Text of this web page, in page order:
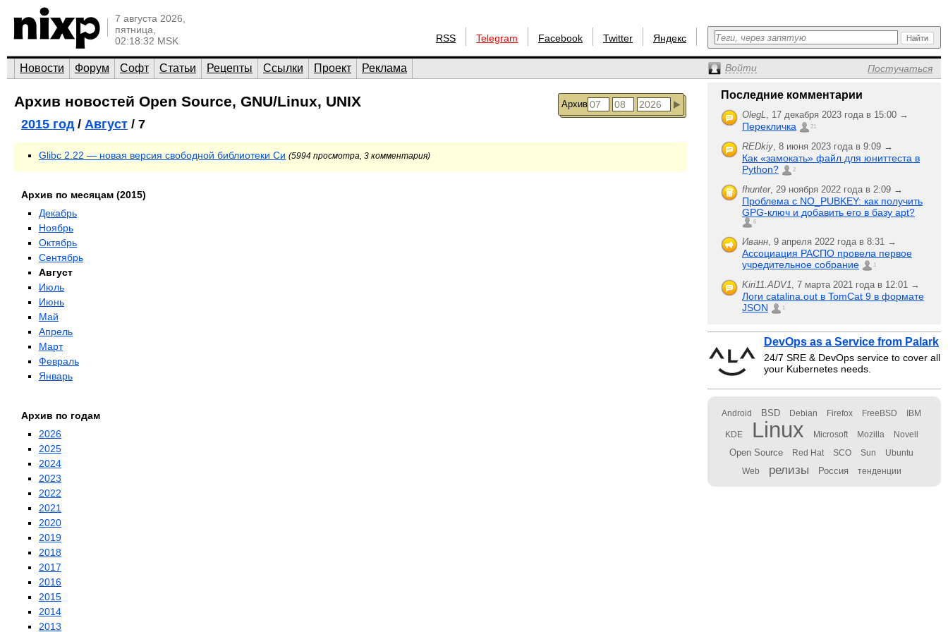
7 августа 2026,
пятница,
02:18:32 MSK
RSS Telegram Facebook Twitter Яндекс
Новости Форум Софт Статьи Рецепты Ссылки Проект Реклама Войти Постучаться
Архив
Архив новостей Open Source, GNU/Linux, UNIX
2015 год/ Август / 7
Glibc 2.22 — новая версия свободной библиотеки Си (5994 просмотра, 3 комментария)
Архив по месяцам (2015)
Декабрь
Ноябрь
Октябрь
Сентябрь
Август
Июль
Июнь
Май
Апрель
Март
Февраль
Январь
Архив по годам
2026
2025
2024
2023
2022
2021
2020
2019
2018
2017
2016
2015
2014
2013
Последние комментарии
OlegL, 17 декабря 2023 года в 15:00 →
Перекличка 21
REDkiy, 8 июня 2023 года в 9:09 →
Как «замокать» файл для юниттеста в
Python?
2
fhunter, 29 ноября 2022 года в 2:09 →
Проблема с NO_PUBKEY: как получить
GPG-ключ и добавить его в базу apt?
6
Иванн, 9 апреля 2022 года в 8:31 →
Ассоциация РАСПО провела первое
учредительное собрание
1
Kiri11.ADV1, 7 марта 2021 года в 12:01 →
Логи catalina.out в TomCat 9 в формате
JSON
1
DevOps as a Service from Palark
24/7 SRE & DevOps service to cover all
your Kubernetes needs.
Android BSD Debian Firefox FreeBSD IBM
KDE Linux Microsoft Mozilla Novell
Open Source Red Hat SCO Sun Ubuntu
Web релизы Россия тенденции